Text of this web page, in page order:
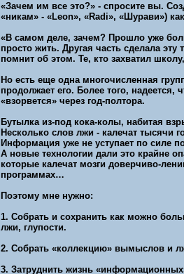
«Зачем им все это?» - спросите вы.
«никам» - «Leon», «Radi», «Шурави»)
«В самом деле, зачем? Прошло уже
просто жить. Другая часть сделала
помнит об этом. Те, кто захватил
Но есть еще одна многочисленная
продолжает его. Более того, надеется,
«взорвется» через год-полтора.
Бутылка из-под кока-колы, набитая
Несколько слов лжи - калечат тысячи
Информация уже не уступает по силе
А новые технологии дали это крайне
которые калечат мозги доверчиво-
программах…
Поэтому мне нужно:
1. Собрать и сохранить как можно
лжи, глупости.
2. Собрать «коллекцию» вымыслов и
3. Затруднить жизнь